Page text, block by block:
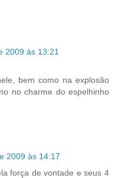
2009 às 13:21
bem como na explosão
no charme do espelhinho
2009 às 14:17
força de vontade e seus 4